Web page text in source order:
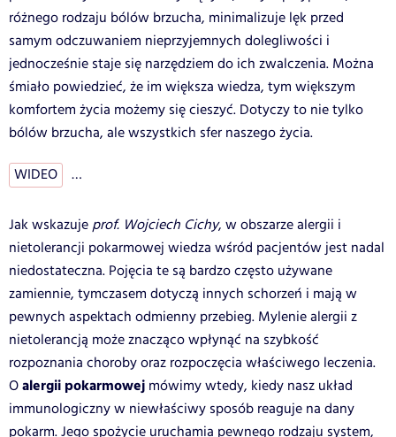
różnego rodzaju bólów brzucha, minimalizuje lęk przed
samym odczuwaniem nieprzyjemnych dolegliwości i
jednocześnie staje się narzędziem do ich zwalczenia. Można
śmiało powiedzieć, że im większa wiedza, tym większym
komfortem życia możemy się cieszyć. Dotyczy to nie tylko
bólów brzucha, ale wszystkich sfer naszego życia.
WIDEO …
Jak wskazujeprof. Wojciech Cichy, w obszarze alergii i
nietolerancji pokarmowej wiedza wśród pacjentów jest nadal
niedostateczna. Pojęcia te są bardzo często używane
zamiennie, tymczasem dotyczą innych schorzeń i mają w
pewnych aspektach odmienny przebieg. Mylenie alergii z
nietolerancją może znacząco wpłynąć na szybkość
rozpoznania choroby oraz rozpoczęcia właściwego leczenia.
Oalergii pokarmowej mówimy wtedy, kiedy nasz układ
immunologiczny w niewłaściwy sposób reaguje na dany
pokarm. Jego spożycie uruchamia pewnego rodzaju system,